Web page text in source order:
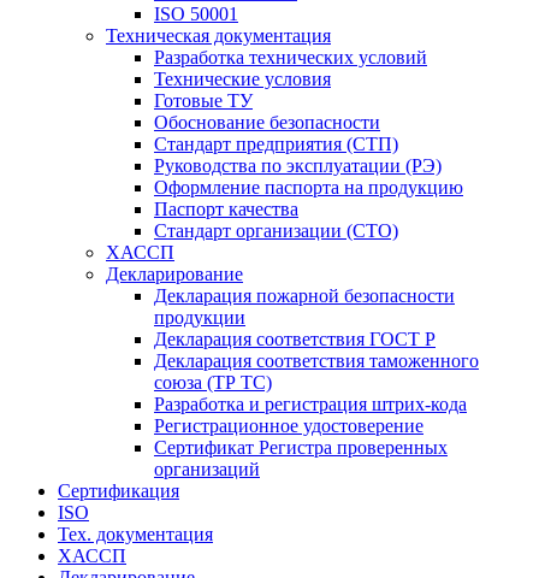
ISO 50001
Техническая документация
Разработка технических условий
Технические условия
Готовые ТУ
Обоснование безопасности
Стандарт предприятия (СТП)
Руководства по эксплуатации (РЭ)
Оформление паспорта на продукцию
Паспорт качества
Стандарт организации (СТО)
ХАССП
Декларирование
Декларация пожарной безопасности
продукции
Декларация соответствия ГОСТ Р
Декларация соответствия таможенного
союза (ТР ТС)
Разработка и регистрация штрих-кода
Регистрационное удостоверение
Сертификат Регистра проверенных
организаций
Сертификация
ISO
Тех. документация
ХАССП